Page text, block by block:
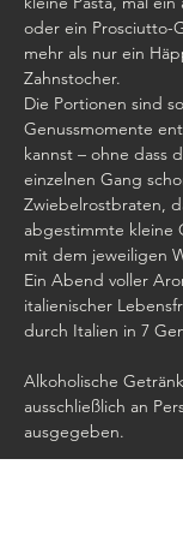
oder ein Prosciutto-
mehr als nur ein
Zahnstocher.
Die Portionen sind
Genussmomente
kannst – ohne dass
einzelnen Gang
Zwiebelrostbraten,
abgestimmte kleine
mit dem jeweiligen
Ein Abend voller
italienischer
durch Italien in 7
Alkoholische
ausschließlich an
ausgegeben.